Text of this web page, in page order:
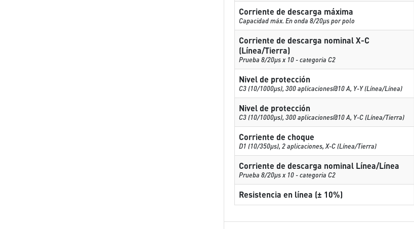
Corriente de descarga máxima
Capacidad máx. En onda 8/20µs por polo
Corriente de descarga nominal X-C
(Línea/Tierra)
Prueba 8/20µs x 10 - categoria C2
Nivel de protección
C3 (10/1000μs), 300 aplicaciones@10 A, Y-Y (Línea/Línea)
Nivel de protección
C3 (10/1000μs), 300 aplicaciones@10 A, Y-C (Línea/Tierra)
Corriente de choque
D1 (10/350μs), 2 aplicaciones, X-C (Línea/Tierra)
Corriente de descarga nominal Línea/Línea
Prueba 8/20µs x 10 - categoria C2
Resistencia en línea (± 10%)